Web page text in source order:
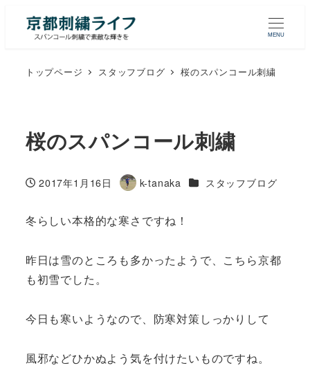
MENU
トップページ スタッフブログ 桜のスパンコール刺繍
桜のスパンコール刺繍
投稿日
2017年1月16日
著
k-tanaka カテゴリー
スタッフブログ
冬らしい本格的な寒さですね！
昨日は雪のところも多かったようで、こちら京都
も初雪でした。
今日も寒いようなので、防寒対策しっかりして
風邪などひかぬよう気を付けたいものですね。